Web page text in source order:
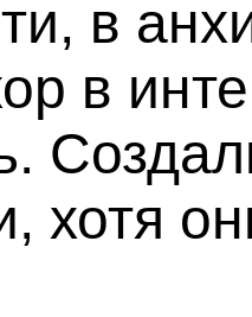
в
в
хотя